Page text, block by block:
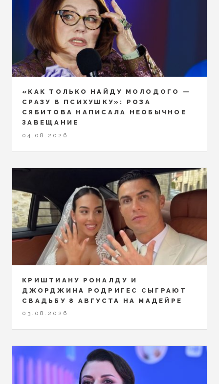
«КАК ТОЛЬКО НАЙДУ МОЛОДОГО —
СРАЗУ В ПСИХУШКУ»: РОЗА
СЯБИТОВА НАПИСАЛА НЕОБЫЧНОЕ
ЗАВЕЩАНИЕ
04.08.2026
КРИШТИАНУ РОНАЛДУ И
ДЖОРДЖИНА РОДРИГЕС СЫГРАЮТ
СВАДЬБУ 8 АВГУСТА НА МАДЕЙРЕ
03.08.2026